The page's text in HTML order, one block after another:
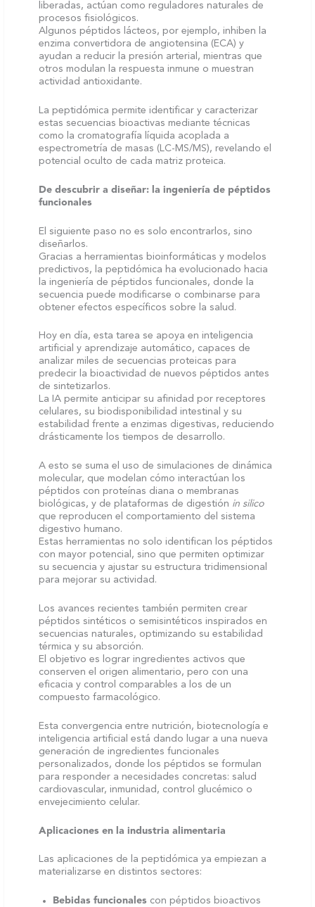
liberadas, actúan como reguladores naturales de
procesos fisiológicos.
Algunos péptidos lácteos, por ejemplo, inhiben la
enzima convertidora de angiotensina (ECA) y
ayudan a reducir la presión arterial, mientras que
otros modulan la respuesta inmune o muestran
actividad antioxidante.
La peptidómica permite identificar y caracterizar
estas secuencias bioactivas mediante técnicas
como la cromatografía líquida acoplada a
espectrometría de masas (LC-MS/MS), revelando el
potencial oculto de cada matriz proteica.
De descubrir a diseñar: la ingeniería de péptidos
funcionales
El siguiente paso no es solo encontrarlos, sino
diseñarlos.
Gracias a herramientas bioinformáticas y modelos
predictivos, la peptidómica ha evolucionado hacia
la ingeniería de péptidos funcionales, donde la
secuencia puede modificarse o combinarse para
obtener efectos específicos sobre la salud.
Hoy en día, esta tarea se apoya en inteligencia
artificial y aprendizaje automático, capaces de
analizar miles de secuencias proteicas para
predecir la bioactividad de nuevos péptidos antes
de sintetizarlos.
La IA permite anticipar su afinidad por receptores
celulares, su biodisponibilidad intestinal y su
estabilidad frente a enzimas digestivas, reduciendo
drásticamente los tiempos de desarrollo.
A esto se suma el uso de simulaciones de dinámica
molecular, que modelan cómo interactúan los
péptidos con proteínas diana o membranas
biológicas, y de plataformas de digestión in silico
que reproducen el comportamiento del sistema
digestivo humano.
Estas herramientas no solo identifican los péptidos
con mayor potencial, sino que permiten optimizar
su secuencia y ajustar su estructura tridimensional
para mejorar su actividad.
Los avances recientes también permiten crear
péptidos sintéticos o semisintéticos inspirados en
secuencias naturales, optimizando su estabilidad
térmica y su absorción.
El objetivo es lograr ingredientes activos que
conserven el origen alimentario, pero con una
eficacia y control comparables a los de un
compuesto farmacológico.
Esta convergencia entre nutrición, biotecnología e
inteligencia artificial está dando lugar a una nueva
generación de ingredientes funcionales
personalizados, donde los péptidos se formulan
para responder a necesidades concretas: salud
cardiovascular, inmunidad, control glucémico o
envejecimiento celular.
Aplicaciones en la industria alimentaria
Las aplicaciones de la peptidómica ya empiezan a
materializarse en distintos sectores:
Bebidas funcionales con péptidos bioactivos